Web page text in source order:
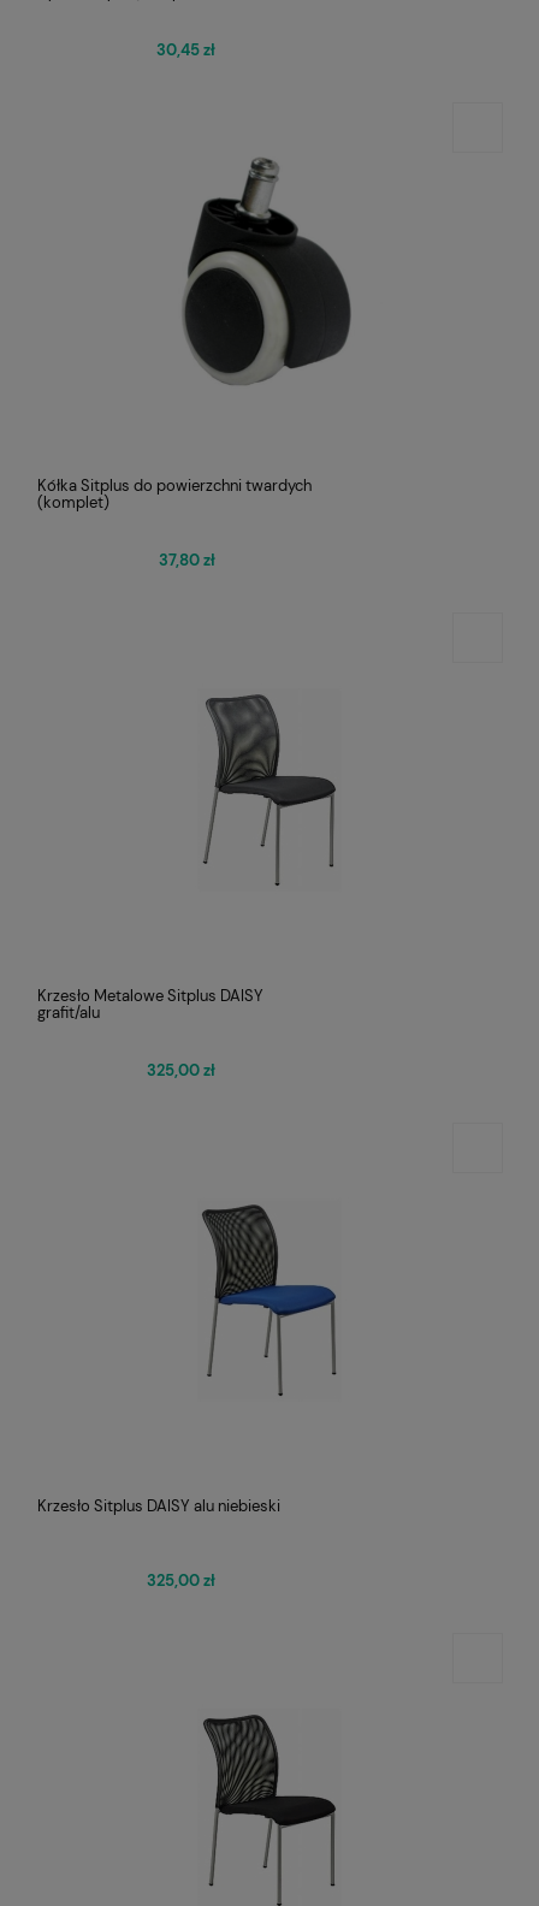
30,45 zł
Kółka Sitplus do powierzchni twardych
(komplet)
37,80 zł
Krzesło Metalowe Sitplus DAISY
grafit/alu
325,00 zł
Krzesło Sitplus DAISY alu niebieski
325,00 zł